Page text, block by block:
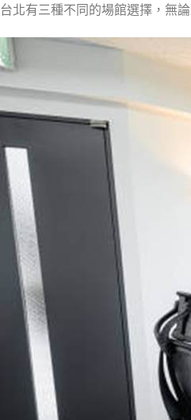
台北有三種不同的場館選擇，無